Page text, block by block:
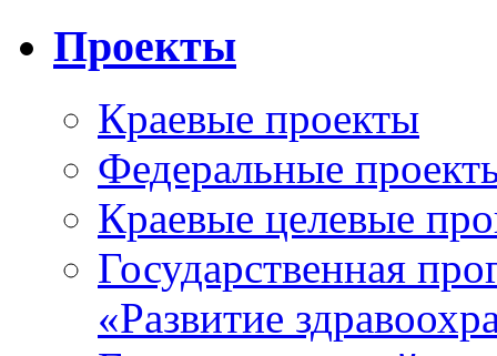
Проекты
Краевые проекты
Федеральные
Краевые целевые
Государственная
«Развитие